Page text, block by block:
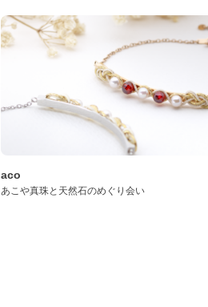
aco
あこや真珠と天然石のめぐり会い